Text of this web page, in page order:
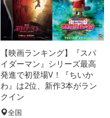
【映画ランキング】『スパ
イダーマン』シリーズ最高
発進で初登場V！『ちいか
わ』は2位、新作3本がラン
クイン
全国